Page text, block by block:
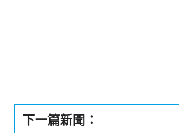
下一篇新聞：